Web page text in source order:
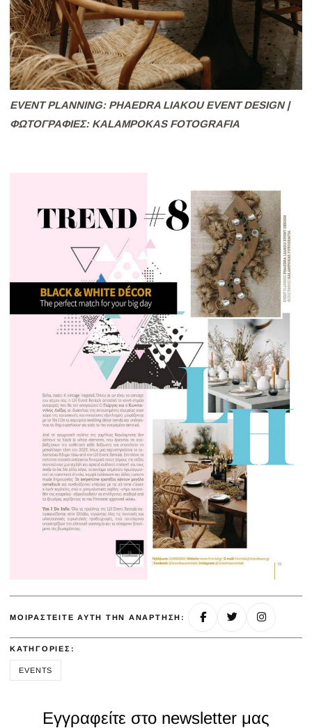
EVENT PLANNING: PHAEDRA LIAKOU EVENT DESIGN |
ΦΩΤΟΓΡΑΦΙEΣ: KALAMPOKAS FOTOGRAFIA
ΜΟΙΡΑΣΤΕΊΤΕ ΑΥΤΉ ΤΗΝ ΑΝΆΡΤΗΣΗ:
ΚΑΤΗΓΟΡΊΕΣ:
EVENTS
Εγγραφείτε στο newsletter μας